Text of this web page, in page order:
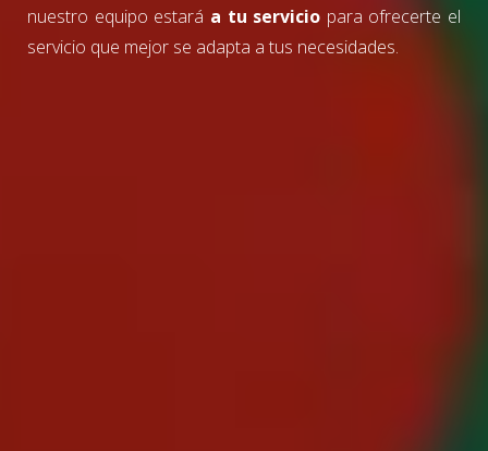
nuestro equipo estará a tu servicio para ofrecerte el
servicio que mejor se adapta a tus necesidades.